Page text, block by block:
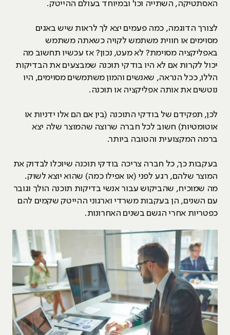
האסתטיקה, השתייה וכו' ובמיוחד בעולם ההייטק.
לצורך הדוגמה, כמה פעמים יצא לך לראות שיש באגים
מסוימים או חווית משתמש לקויה כשאתה משתמש
באפליקציה מסוימת? לא מעט, נכון? אז עכשיו תחשוב מה
יכול לקרות אם לא היו בודקי תוכנה שמבצעים את הבדיקות
הללו, ככל הנראה, שאנשים והמון משתמשים מסוימים, היו
נוטשים את אותה אפליקציה או תוכנה.
לכן, תפקידם של בודקי התוכנה (בין אם הם אלו ידניות או
אוטומטיות) חשוב לכל חברה שרוצה שהמוצר שלה יצא
ברמה המקצועית והטובה ביותר.
בעקבות כך, כל חברה צריכה בודקי תוכנה שיוכלו לבדוק את
המוצר שלהם, רגע לפני (או אפילו כמה) שהוא יוצא לשוק.
מה שמוכיח, שהביקוש עבור אנשי בדיקות תוכנה הולך וגובר
עם השנים, הן בעקבות משרדי וארגוני ההייטק שקמים להם
כפטריות אחרי הגשם בשנים האחרונות.